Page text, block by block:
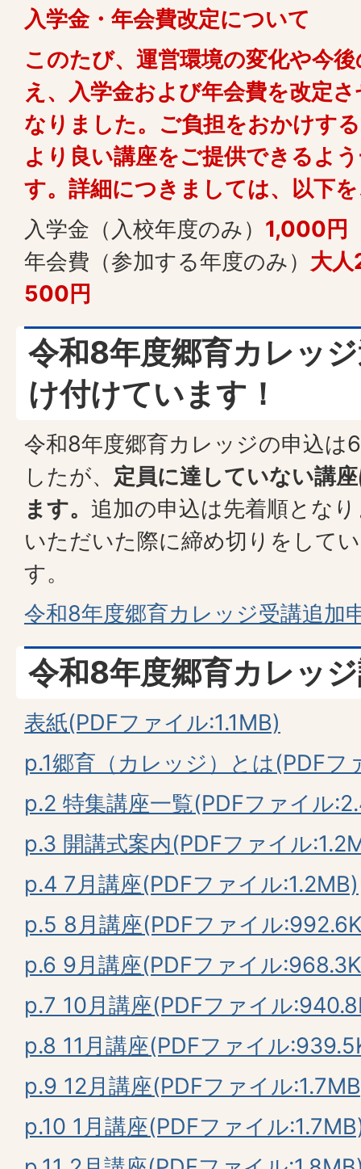
入学金・年会費改定について
このたび、運営環境の変化や今
え、入学金および年会費を改定
なりました。ご負担をおかけす
より良い講座をご提供できるよ
す。詳細につきましては、以下
入学金（入校年度のみ） 1,000円
年会費（参加する年度のみ） 大
500円
令和8年度郷育カレッ
け付けています！
令和8年度郷育カレッジの申込は
したが、 定員に達していない講
ます。 追加の申込は先着順とな
いただいた際に締め切りをして
す。
令和8年度郷育カレッジ受講追加
令和8年度郷育カレッ
表紙(PDFファイル:1.1MB)
p.1郷育（カレッジ）とは(PDFフ
p.2 特集講座一覧(PDFファイル
p.3 開講式案内(PDFファイル
p.4 7月講座(PDFファイル:1.2MB)
p.5 8月講座(PDFファイル
p.6 9月講座(PDFファイル
p.7 10月講座(PDFファイル
p.8 11月講座(PDFファイル
p.9 12月講座(PDFファイル
p.10 1月講座(PDFファイル